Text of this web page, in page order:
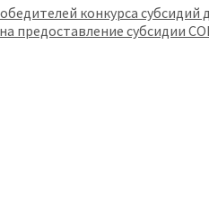
конкурса субсидий
предоставление субсидии